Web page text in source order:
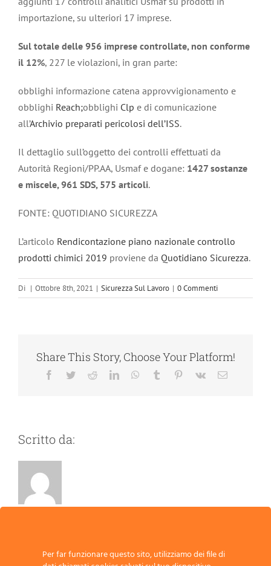
importazione, su ulteriori 17 imprese.
Sul totale delle 956 imprese controllate, non conforme
il 12%, 227 le violazioni, in gran parte:
obblighi informazione catena approvvigionamento e
obblighi Reach;obblighi Clp e di comunicazione
all’Archivio preparati pericolosi dell’ISS.
Il dettaglio sull’oggetto dei controlli effettuati da
Autorità Regioni/PP.AA, Usmaf e dogane: 1427 sostanze
e miscele, 961 SDS, 575 articoli.
FONTE: QUOTIDIANO SICUREZZA
L’articolo Rendicontazione piano nazionale controllo
prodotti chimici 2019 proviene da Quotidiano Sicurezza.
Di | Ottobre 8th, 2021 | Sicurezza Sul Lavoro | 0 Commenti
Share This Story, Choose Your Platform!
Facebook
TwitterRedditLinkedInWhatsApp
Tumblr Pinterest
Vk Email
Scritto da:
Per far funzionare questo sito, utilizziamo dei file di